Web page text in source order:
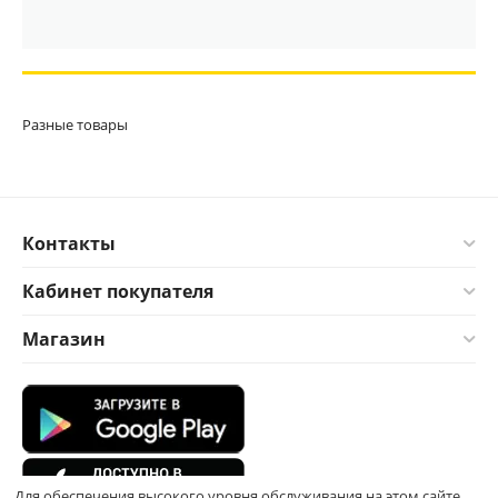
Разные товары
Контакты
Кабинет покупателя
Магазин